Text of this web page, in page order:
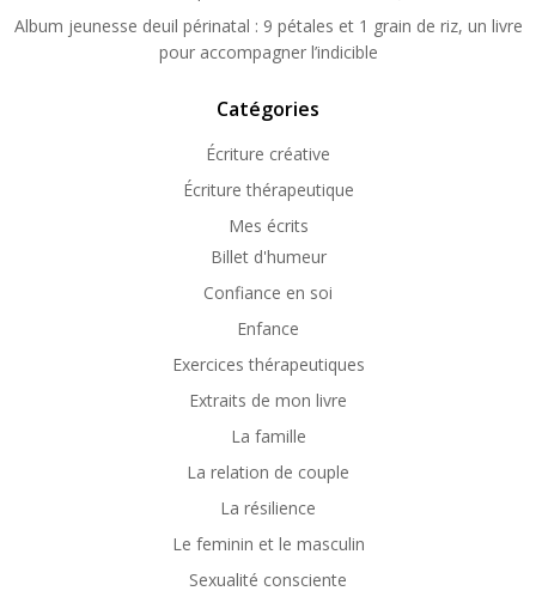
Album jeunesse deuil périnatal : 9 pétales et 1 grain de riz, un livre
pour accompagner l’indicible
Catégories
Écriture créative
Écriture thérapeutique
Mes écrits
Billet d'humeur
Confiance en soi
Enfance
Exercices thérapeutiques
Extraits de mon livre
La famille
La relation de couple
La résilience
Le feminin et le masculin
Sexualité consciente